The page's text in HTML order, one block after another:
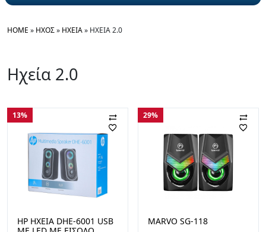
HOME » ΉΧΟΣ» ΗΧΕΊΑ» ΗΧΕΊΑ 2.0
Ηχεία 2.0
13%
HP ΗΧΕΙΑ DHE-6001 USB
29%
MARVO SG-118